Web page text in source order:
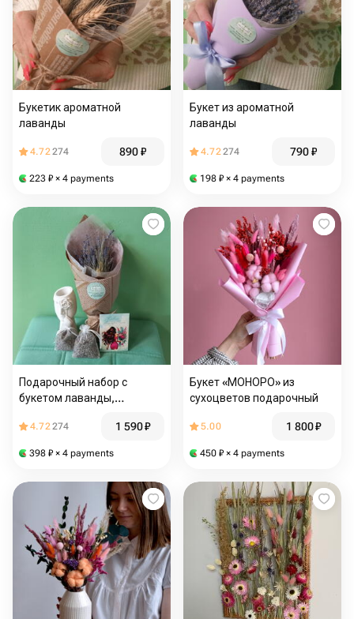
Букетик ароматной
лаванды
4.72274 890₽
223 ₽ × 4 payments
Букет из ароматной
лаванды
4.72274 790₽
198 ₽ × 4 payments
Подарочный набор с
букетом лаванды,
4.72274 1 590₽
398 ₽ × 4 payments
Букет «МОНОРО» из
сухоцветов подарочный
5.00 1 800₽
450 ₽ × 4 payments